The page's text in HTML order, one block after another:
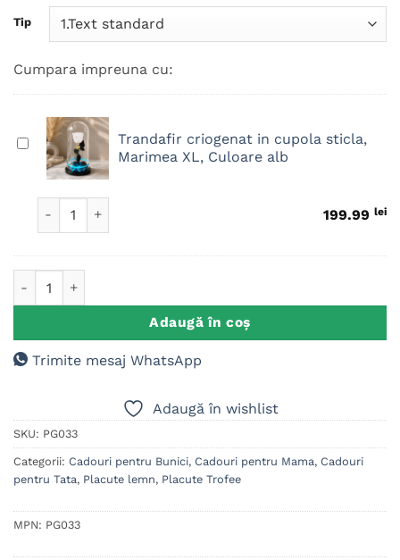
la clienți
Tip
Cumpara impreuna cu:
Trandafir
criogenat
Culoare
alb
Trandafir criogenat in cupola sticla,
Marimea XL, Culoare alb
Cantitate Trandafir criogenat in cupola sticla, Marimea
199.99 lei
Adaugă în coș
Trimite mesaj WhatsApp
Adaugă în wishlist
SKU: PG033
Categorii: Cadouri pentru Bunici, Cadouri pentru Mama, Cadouri
pentru Tata, Placute lemn, Placute Trofee
MPN: PG033